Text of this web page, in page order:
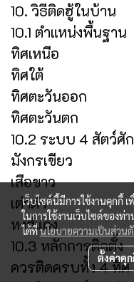
10. วิธีติดฮู้ในบ้าน
10.1 ตำแหน่งพื้นฐาน
ทิศเหนือ
ทิศใต้
ทิศตะวันออก
ทิศตะวันตก
10.2 ระบบ 4 สัตว์ศั
มังกรเขียว
เสือขาว
เต่าดำ
หงส์แดง
10.3 หลักการติดตั้ง
ควรติดครบทั้ง 4 ทิศ
เว็บไซต์นี้มีการใช้งานคุกกี้
ในการใช้งานเว็บไซต์ของท่
ได้ที่นโยบายความเป็นส่วน
ตั้งค่าคุ